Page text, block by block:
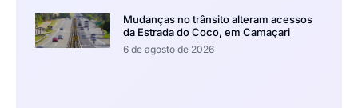
Mudanças no trânsito alteram acessos
da Estrada do Coco, em Camaçari
6 de agosto de 2026